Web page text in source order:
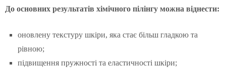
До основних результатів хімічного пілінгу можна віднести:
оновлену текстуру шкіри, яка стає більш гладкою та
рівною;
підвищення пружності та еластичності шкіри;